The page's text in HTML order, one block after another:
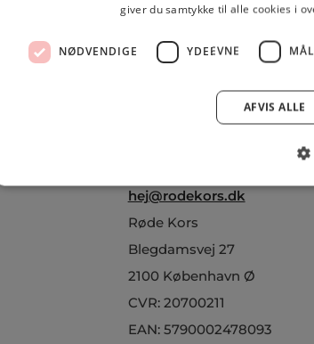
hej@rodekors.dk
Røde Kors
Blegdamsvej 27
2100 København Ø
CVR: 20700211
EAN: 5790002478093
giver du samtykke til alle cookies i
NØDVENDIGE YDEEVNE
AFVIS ALLE